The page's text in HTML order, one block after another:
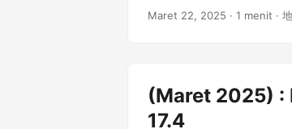
(tersedia di GitHub ), yang
Perangkat dengan
Maret 22, 2025 · 1 menit ·
(Maret 2025) :
17.4